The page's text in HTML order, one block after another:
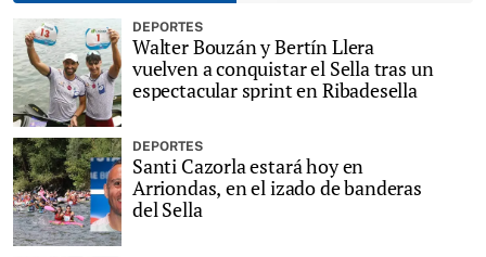
DEPORTES
Walter Bouzán y Bertín Llera
vuelven a conquistar el Sella tras un
espectacular sprint en Ribadesella
DEPORTES
Santi Cazorla estará hoy en
Arriondas, en el izado de banderas
del Sella